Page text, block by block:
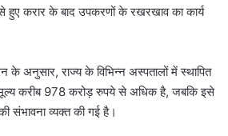
करार के बाद उपकरणों के रखरखाव का कार्य
अनुसार, राज्य के विभिन्न अस्पतालों में स्थापित
करीब 978 करोड़ रुपये से अधिक है, जबकि इसे
संभावना व्यक्त की गई है।